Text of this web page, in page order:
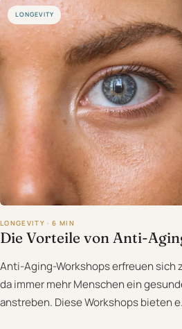
LONGEVITY
LONGEVITY · 6 MIN
Die Vorteile von Anti-
Anti-Aging-Workshops erfreuen sich
da immer mehr Menschen ein
anstreben. Diese Workshops bieten